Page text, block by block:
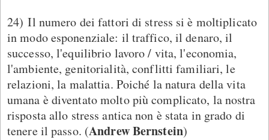
24) Il numero dei fattori di stress si è moltiplicato
in modo esponenziale: il traffico, il denaro, il
successo, l'equilibrio lavoro / vita, l'economia,
l'ambiente, genitorialità, conflitti familiari, le
relazioni, la malattia. Poiché la natura della vita
umana è diventato molto più complicato, la nostra
risposta allo stress antica non è stata in grado di
tenere il passo. (Andrew Bernstein)